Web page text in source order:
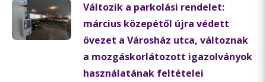
Változik a parkolási rendelet:
március közepétől újra védett
övezet a Városház utca, változnak
a mozgáskorlátozott igazolványok
használatának feltételei